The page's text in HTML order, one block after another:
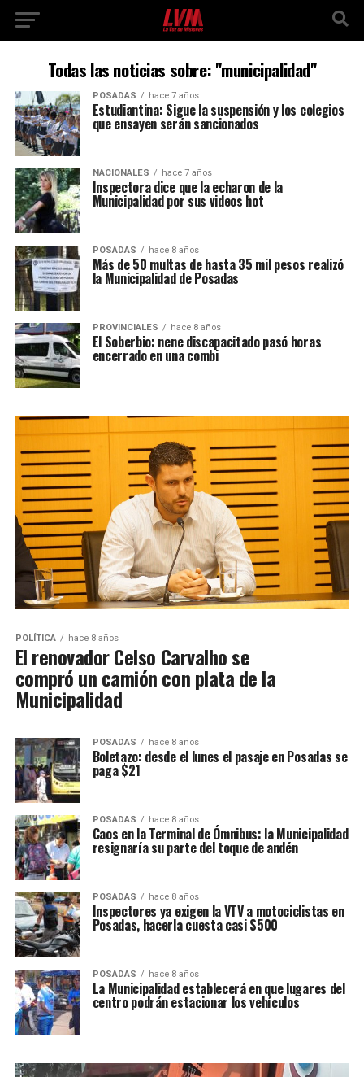
Todas las noticias sobre: "municipalidad"
POSADAS hace 7 años
Estudiantina: Sigue la suspensión y los colegios
que ensayen serán sancionados
NACIONALES hace 7 años
Inspectora dice que la echaron de la
Municipalidad por sus videos hot
POSADAS hace 8 años
Más de 50 multas de hasta 35 mil pesos realizó
la Municipalidad de Posadas
PROVINCIALES hace 8 años
El Soberbio: nene discapacitado pasó horas
encerrado en una combi
POLÍTICA hace 8 años
El renovador Celso Carvalho se
compró un camión con plata de la
Municipalidad
POSADAS hace 8 años
Boletazo: desde el lunes el pasaje en Posadas se
paga $21
POSADAS hace 8 años
Caos en la Terminal de Ómnibus: la Municipalidad
resignaría su parte del toque de andén
POSADAS hace 8 años
Inspectores ya exigen la VTV a motociclistas en
Posadas, hacerla cuesta casi $500
POSADAS hace 8 años
La Municipalidad establecerá en que lugares del
centro podrán estacionar los vehículos